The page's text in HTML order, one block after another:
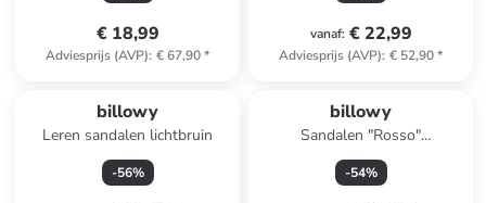
€ 18,99
Adviesprijs (AVP): € 67,90*
vanaf: € 22,99
Adviesprijs (AVP): € 52,90*
billowy
Leren sandalen lichtbruin
-56%
billowy
Sandalen "Rosso"
donkerblauw
-54%